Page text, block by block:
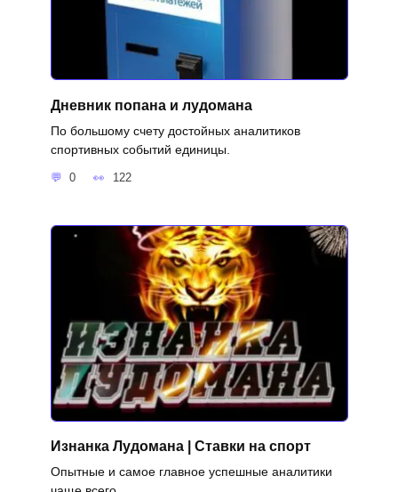
Дневник попана и лудомана
По большому счету достойных аналитиков
спортивных событий единицы.
0 122
Изнанка Лудомана | Ставки на спорт
Опытные и самое главное успешные аналитики